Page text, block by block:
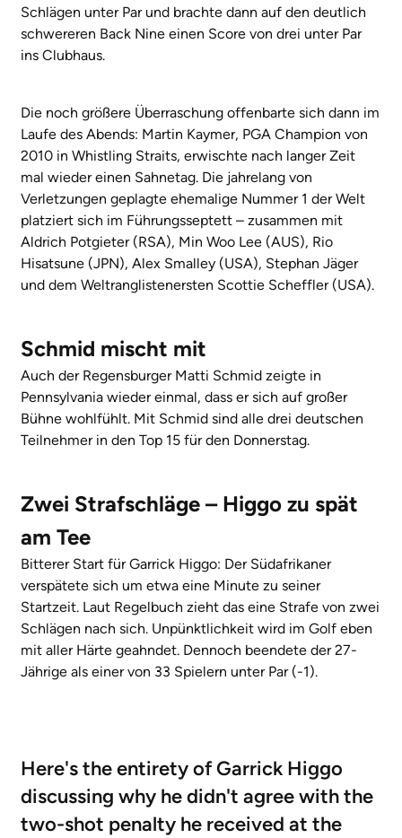
Schlägen unter Par und brachte dann auf den deutlich
schwereren Back Nine einen Score von drei unter Par
ins Clubhaus.
Die noch größere Überraschung offenbarte sich dann im
Laufe des Abends: Martin Kaymer, PGA Champion von
2010 in Whistling Straits, erwischte nach langer Zeit
mal wieder einen Sahnetag. Die jahrelang von
Verletzungen geplagte ehemalige Nummer 1 der Welt
platziert sich im Führungsseptett – zusammen mit
Aldrich Potgieter (RSA), Min Woo Lee (AUS), Rio
Hisatsune (JPN), Alex Smalley (USA), Stephan Jäger
und dem Weltranglistenersten Scottie Scheffler (USA).
Schmid mischt mit
Auch der Regensburger Matti Schmid zeigte in
Pennsylvania wieder einmal, dass er sich auf großer
Bühne wohlfühlt. Mit Schmid sind alle drei deutschen
Teilnehmer in den Top 15 für den Donnerstag.
Zwei Strafschläge – Higgo zu spät
am Tee
Bitterer Start für Garrick Higgo: Der Südafrikaner
verspätete sich um etwa eine Minute zu seiner
Startzeit. Laut Regelbuch zieht das eine Strafe von zwei
Schlägen nach sich. Unpünktlichkeit wird im Golf eben
mit aller Härte geahndet. Dennoch beendete der 27-
Jährige als einer von 33 Spielern unter Par (-1).
Here's the entirety of Garrick Higgo
discussing why he didn't agree with the
two-shot penalty he received at the